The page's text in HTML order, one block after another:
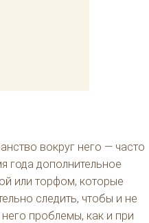
вокруг него — часто
года дополнительное
или торфом, которые
следить, чтобы и не
проблемы, как и при